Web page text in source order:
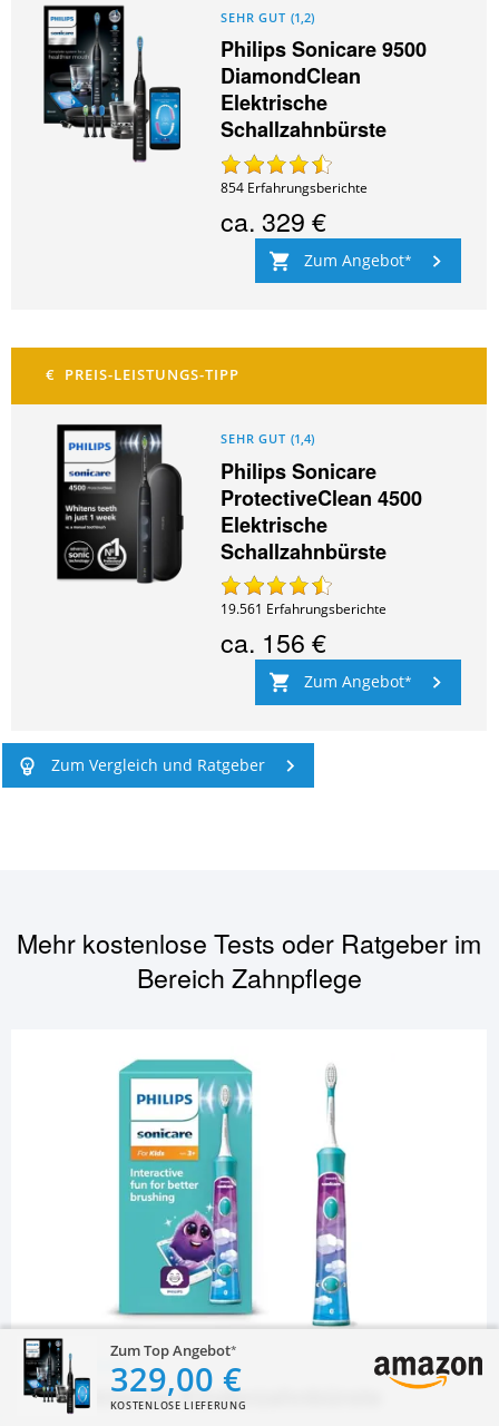
Zum Top Angebot
329,00 €
KOSTENLOSE LIEFERUNG
SEHR GUT (1,2)
Philips Sonicare 9500
DiamondClean
Elektrische
Schallzahnbürste
854 Erfahrungsberichte
ca.329 €
Zum Angebot
SEHR GUT (1,4)
Philips Sonicare
ProtectiveClean 4500
Elektrische
Schallzahnbürste
19.561 Erfahrungsberichte
ca. 156 €
Zum Angebot
Zum Vergleich und Ratgeber
Mehr kostenlose Tests oder Ratgeber im
Bereich Zahnpflege
ZAHNPFLEGE
Elektrische Kinderzahnbürste